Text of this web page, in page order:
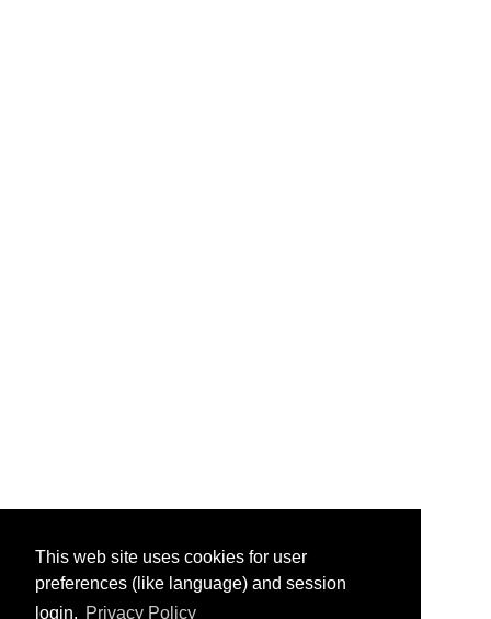
This web site uses cookies for user
preferences (like language) and session
login. Privacy Policy